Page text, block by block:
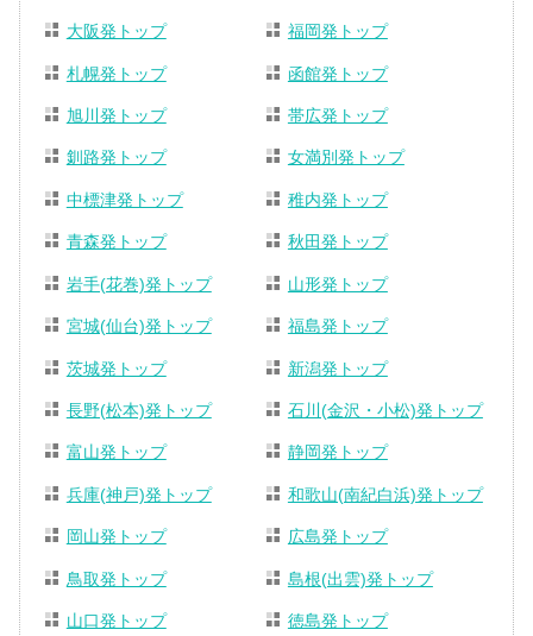
大阪発トップ 福岡発トップ
札幌発トップ 函館発トップ
旭川発トップ 帯広発トップ
釧路発トップ 女満別発トップ
中標津発トップ 稚内発トップ
青森発トップ 秋田発トップ
岩手(花巻)発トップ 山形発トップ
宮城(仙台)発トップ 福島発トップ
茨城発トップ 新潟発トップ
長野(松本)発トップ 石川(金沢・小松)発トップ
富山発トップ 静岡発トップ
兵庫(神戸)発トップ 和歌山(南紀白浜)発トップ
岡山発トップ 広島発トップ
鳥取発トップ 島根(出雲)発トップ
山口発トップ 徳島発トップ